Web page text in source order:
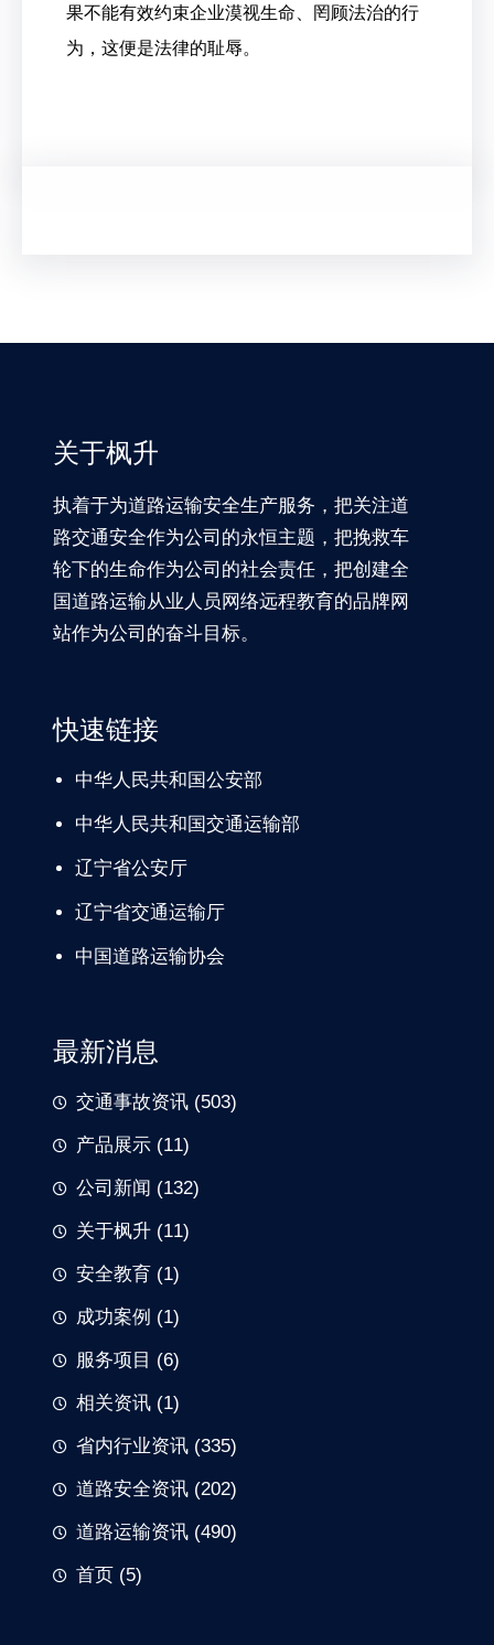
果不能有效约束企业漠视生命、罔顾法治的行
为，这便是法律的耻辱。
关于枫升
执着于为道路运输安全生产服务，把关注道
路交通安全作为公司的永恒主题，把挽救车
轮下的生命作为公司的社会责任，把创建全
国道路运输从业人员网络远程教育的品牌网
站作为公司的奋斗目标。
快速链接
中华人民共和国公安部
中华人民共和国交通运输部
辽宁省公安厅
辽宁省交通运输厅
中国道路运输协会
最新消息
交通事故资讯 (503)
产品展示 (11)
公司新闻 (132)
关于枫升 (11)
安全教育 (1)
成功案例 (1)
服务项目 (6)
相关资讯 (1)
省内行业资讯 (335)
道路安全资讯 (202)
道路运输资讯 (490)
首页 (5)